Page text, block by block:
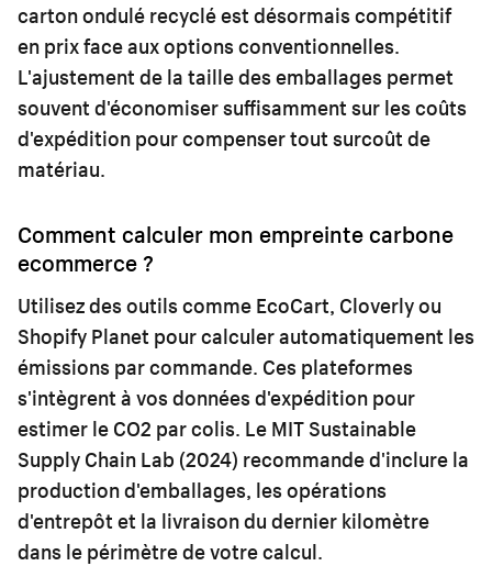
carton ondulé recyclé est désormais compétitif
en prix face aux options conventionnelles.
L'ajustement de la taille des emballages permet
souvent d'économiser suffisamment sur les coûts
d'expédition pour compenser tout surcoût de
matériau.
Comment calculer mon empreinte carbone
ecommerce ?
Utilisez des outils comme EcoCart, Cloverly ou
Shopify Planet pour calculer automatiquement les
émissions par commande. Ces plateformes
s'intègrent à vos données d'expédition pour
estimer le CO2 par colis. Le MIT Sustainable
Supply Chain Lab (2024) recommande d'inclure la
production d'emballages, les opérations
d'entrepôt et la livraison du dernier kilomètre
dans le périmètre de votre calcul.